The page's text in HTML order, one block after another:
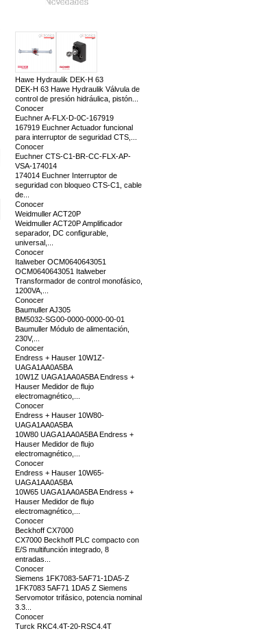
Novedades
Hawe Hydraulik DEK-H 63
DEK-H 63 Hawe Hydraulik Válvula de
control de presión hidráulica, pistón...
Conocer
Euchner A-FLX-D-0C-167919
167919 Euchner Actuador funcional
para interruptor de seguridad CTS,...
Conocer
Euchner CTS-C1-BR-CC-FLX-AP-
VSA-174014
174014 Euchner Interruptor de
seguridad con bloqueo CTS-C1, cable
de...
Conocer
Weidmuller ACT20P
Weidmuller ACT20P Amplificador
separador, DC configurable,
universal,...
Conocer
Italweber OCM0640643051
OCM0640643051 Italweber
Transformador de control monofásico,
1200VA,...
Conocer
Baumuller AJ305
BM5032-SG00-0000-0000-00-01
Baumuller Módulo de alimentación,
230V,...
Conocer
Endress + Hauser 10W1Z-
UAGA1AA0A5BA
10W1Z UAGA1AA0A5BA Endress +
Hauser Medidor de flujo
electromagnético,...
Conocer
Endress + Hauser 10W80-
UAGA1AA0A5BA
10W80 UAGA1AA0A5BA Endress +
Hauser Medidor de flujo
electromagnético,...
Conocer
Endress + Hauser 10W65-
UAGA1AA0A5BA
10W65 UAGA1AA0A5BA Endress +
Hauser Medidor de flujo
electromagnético,...
Conocer
Beckhoff CX7000
CX7000 Beckhoff PLC compacto con
E/S multifunción integrado, 8
entradas...
Conocer
Siemens 1FK7083-5AF71-1DA5-Z
1FK7083 5AF71 1DA5 Z Siemens
Servomotor trifásico, potencia nominal
3.3...
Conocer
Turck RKC4.4T-20-RSC4.4T